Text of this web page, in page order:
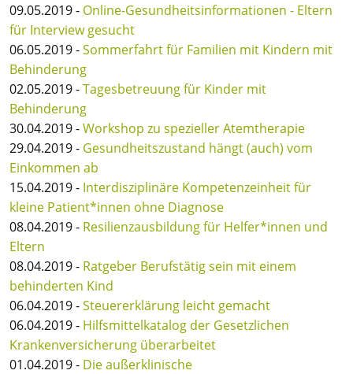
09.05.2019 - Online-Gesundheitsinformationen - Eltern
für Interview gesucht
06.05.2019 -Sommerfahrt für Familien mit Kindern mit
Behinderung
02.05.2019 -Tagesbetreuung für Kinder mit
Behinderung
30.04.2019 -Workshop zu spezieller Atemtherapie
29.04.2019 - Gesundheitszustand hängt (auch) vom
Einkommen ab
15.04.2019 - Interdisziplinäre Kompetenzeinheit für
kleine Patient*innen ohne Diagnose
08.04.2019 - Resilienzausbildung für Helfer*innen und
Eltern
08.04.2019 - Ratgeber Berufstätig sein mit einem
behinderten Kind
06.04.2019 -Steuererklärung leicht gemacht
06.04.2019 - Hilfsmittelkatalog der Gesetzlichen
Krankenversicherung überarbeitet
01.04.2019 - Die außerklinische